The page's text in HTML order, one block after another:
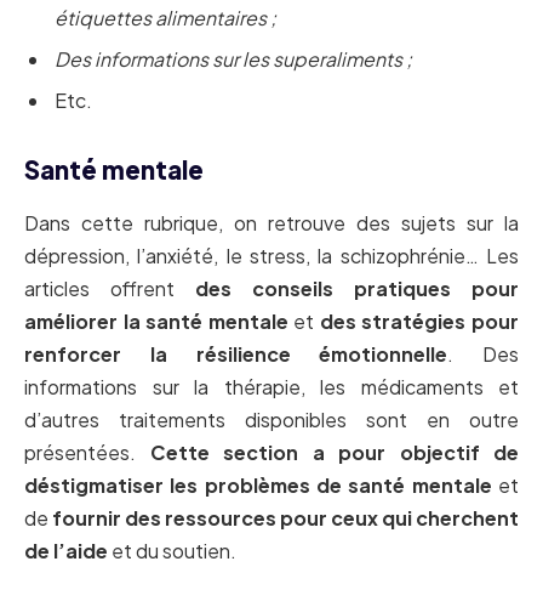
étiquettes alimentaires ;
Des informations sur les superaliments ;
Etc.
Santé mentale
Dans cette rubrique, on retrouve des sujets sur la
dépression, l’anxiété, le stress, la schizophrénie… Les
articles offrent des conseils pratiques pour
améliorer la santé mentale et des stratégies pour
renforcer la résilience émotionnelle. Des
informations sur la thérapie, les médicaments et
d’autres traitements disponibles sont en outre
présentées. Cette section a pour objectif de
déstigmatiser les problèmes de santé mentale et
de fournir des ressources pour ceux qui cherchent
de l’aide et du soutien.